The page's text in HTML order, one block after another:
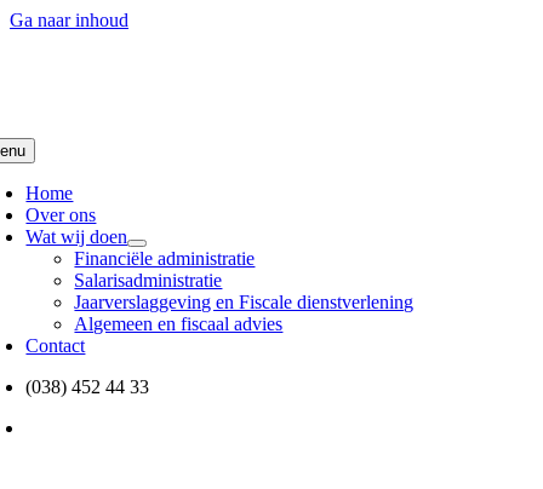
Ga naar inhoud
Home
Over ons
Wat wij doen
Financiële administratie
Salarisadministratie
Jaarverslaggeving en Fiscale dienstverlening
Algemeen en fiscaal advies
Contact
(038) 452 44 33